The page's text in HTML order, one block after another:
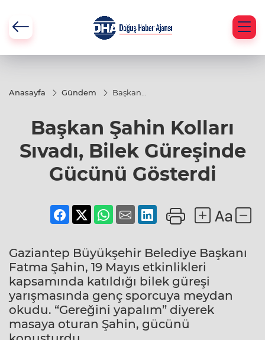
Anasayfa Gündem
Başkan
Sıvadı,
Bilek
Güreşinde
Gücünü
Gösterdi
Başkan Şahin Kolları
Sıvadı, Bilek Güreşinde
Gücünü Gösterdi
Gaziantep Büyükşehir Belediye Başkanı
Fatma Şahin, 19 Mayıs etkinlikleri
kapsamında katıldığı bilek güreşi
yarışmasında genç sporcuya meydan
okudu. “Gereğini yapalım” diyerek
masaya oturan Şahin, gücünü